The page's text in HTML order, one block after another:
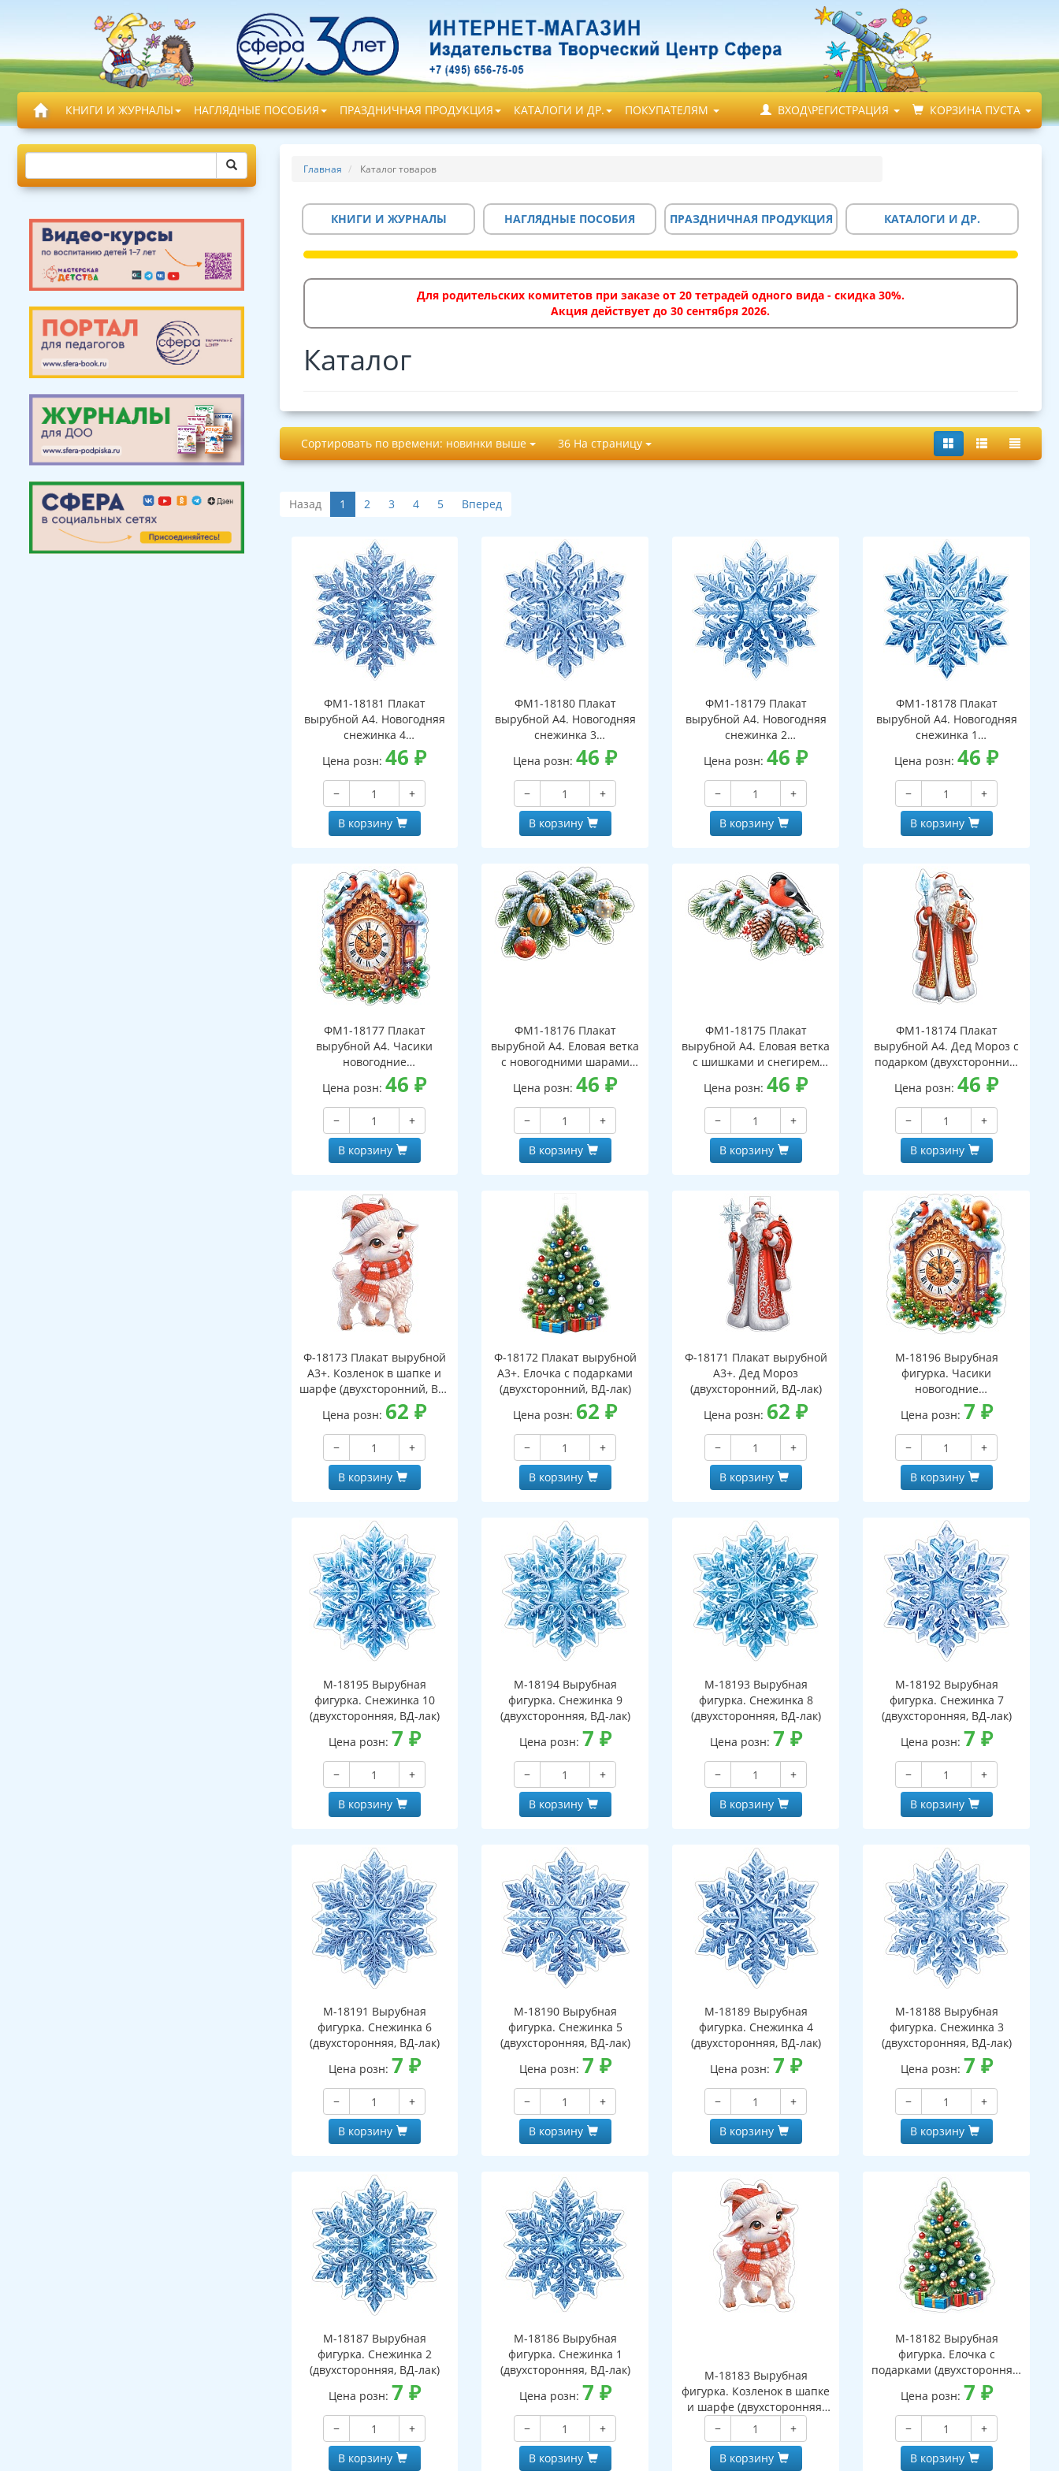
КНИГИ И ЖУРНАЛЫ НАГЛЯДНЫЕ ПОСОБИЯ ПРАЗДНИЧНАЯ ПРОДУКЦИЯ КАТАЛОГИ И ДР. ПОКУПАТЕЛЯМ ВХОД\РЕГИСТРАЦИЯ КОРЗИНА ПУСТА
Главная Каталог товаров
КНИГИ И ЖУРНАЛЫ НАГЛЯДНЫЕ ПОСОБИЯ ПРАЗДНИЧНАЯ ПРОДУКЦИЯ КАТАЛОГИ И ДР.
Для родительских комитетов при заказе от 20 тетрадей одного вида - скидка 30%.
Акция действует до 30 сентября 2026.
Каталог
Сортировать по времени: новинки выше 36 На страницу
Назад 1 2 3 4 5 Вперед
ФМ1-18181 Плакат
вырубной А4. Новогодняя
снежинка 4
(двухсторонний, ВД-лак)
Цена розн:46₽
−
+
В корзину
ФМ1-18180 Плакат
вырубной А4. Новогодняя
снежинка 3
(двухсторонний, ВД-лак)
Цена розн:46₽
−
+
В корзину
ФМ1-18179 Плакат
вырубной А4. Новогодняя
снежинка 2
(двухсторонний, ВД-лак)
Цена розн:46₽
−
+
В корзину
ФМ1-18178 Плакат
вырубной А4. Новогодняя
снежинка 1
(двухсторонний, ВД-лак)
Цена розн:46₽
−
+
В корзину
ФМ1-18177 Плакат
вырубной А4. Часики
новогодние
(двухсторонний, ВД-лак)
Цена розн:46₽
−
+
В корзину
ФМ1-18176 Плакат
вырубной А4. Еловая ветка
с новогодними шарами
(двухсторонний, ВД-лак)
Цена розн:46₽
−
+
В корзину
ФМ1-18175 Плакат
вырубной А4. Еловая ветка
с шишками и снегирем
(двухсторонний, ВД-лак)
Цена розн:46₽
−
+
В корзину
ФМ1-18174 Плакат
вырубной А4. Дед Мороз с
подарком (двухсторонний,
ВД-лак)
Цена розн:46₽
−
+
В корзину
Ф-18173 Плакат вырубной
А3+. Козленок в шапке и
шарфе (двухсторонний, ВД-
Цена розн: 62₽
−
+
В корзину
Ф-18172 Плакат вырубной
А3+. Елочка с подарками
(двухсторонний, ВД-лак)
Цена розн: 62₽
−
+
В корзину
Ф-18171 Плакат вырубной
А3+. Дед Мороз
(двухсторонний, ВД-лак)
Цена розн: 62₽
−
+
В корзину
М-18196 Вырубная
фигурка. Часики
новогодние
(двухсторонняя, ВД-лак)
Цена розн: 7 ₽
−
+
В корзину
М-18195 Вырубная
фигурка. Снежинка 10
(двухсторонняя, ВД-лак)
Цена розн: 7 ₽
−
+
В корзину
М-18194 Вырубная
фигурка. Снежинка 9
(двухсторонняя, ВД-лак)
Цена розн: 7 ₽
−
+
В корзину
М-18193 Вырубная
фигурка. Снежинка 8
(двухсторонняя, ВД-лак)
Цена розн: 7 ₽
−
+
В корзину
М-18192 Вырубная
фигурка. Снежинка 7
(двухсторонняя, ВД-лак)
Цена розн: 7 ₽
−
+
В корзину
М-18191 Вырубная
фигурка. Снежинка 6
(двухсторонняя, ВД-лак)
Цена розн: 7 ₽
−
+
В корзину
М-18190 Вырубная
фигурка. Снежинка 5
(двухсторонняя, ВД-лак)
Цена розн: 7 ₽
−
+
В корзину
М-18189 Вырубная
фигурка. Снежинка 4
(двухсторонняя, ВД-лак)
Цена розн: 7 ₽
−
+
В корзину
М-18188 Вырубная
фигурка. Снежинка 3
(двухсторонняя, ВД-лак)
Цена розн: 7 ₽
−
+
В корзину
М-18187 Вырубная
фигурка. Снежинка 2
(двухсторонняя, ВД-лак)
Цена розн: 7 ₽
−
+
В корзину
М-18186 Вырубная
фигурка. Снежинка 1
(двухсторонняя, ВД-лак)
Цена розн: 7 ₽
−
+
В корзину
М-18183 Вырубная
фигурка. Козленок в шапке
и шарфе (двухсторонняя,
ВД-лак)
−
+
В корзину
М-18182 Вырубная
фигурка. Елочка с
подарками (двухсторонняя,
ВД-лак)
Цена розн: 7 ₽
−
+
В корзину